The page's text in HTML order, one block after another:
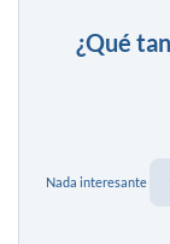
¿Qué
Nada interesante